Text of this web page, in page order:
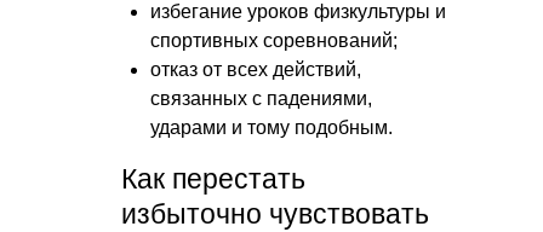
избегание уроков физкультуры и
спортивных соревнований;
отказ от всех действий,
связанных с падениями,
ударами и тому подобным.
Как перестать
избыточно чувствовать